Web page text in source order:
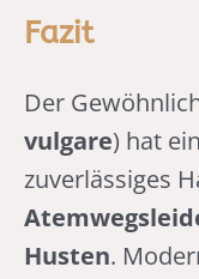
Fazit
Der
vulgare) hat
zuverlässiges
Husten.